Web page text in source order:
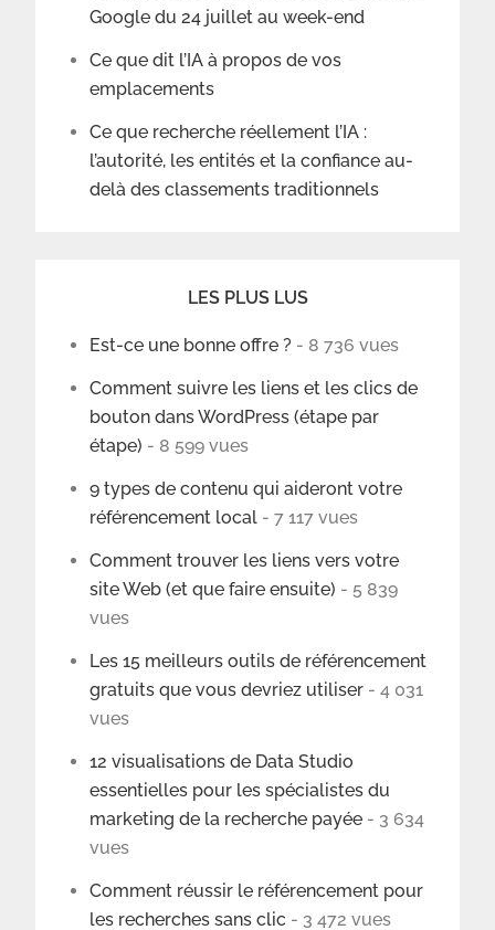
Google du 24 juillet au week-end
Ce que dit l’IA à propos de vos
emplacements
Ce que recherche réellement l’IA :
l’autorité, les entités et la confiance au-
delà des classements traditionnels
LES PLUS LUS
Est-ce une bonne offre ? - 8 736 vues
Comment suivre les liens et les clics de
bouton dans WordPress (étape par
étape) - 8 599 vues
9 types de contenu qui aideront votre
référencement local - 7 117 vues
Comment trouver les liens vers votre
site Web (et que faire ensuite) - 5 839
vues
Les 15 meilleurs outils de référencement
gratuits que vous devriez utiliser - 4 031
vues
12 visualisations de Data Studio
essentielles pour les spécialistes du
marketing de la recherche payée - 3 634
vues
Comment réussir le référencement pour
les recherches sans clic - 3 472 vues